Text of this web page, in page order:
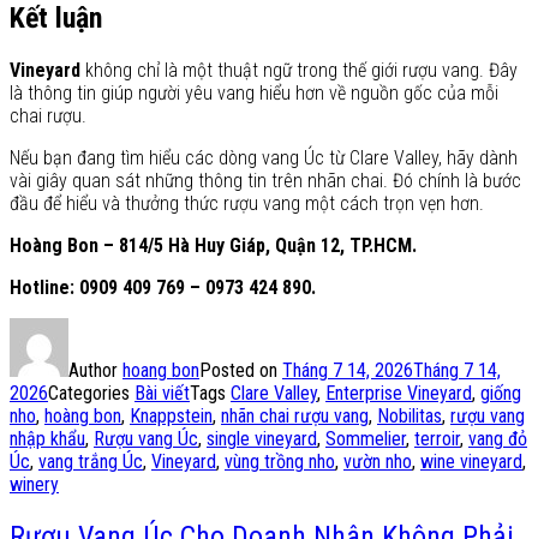
Kết luận
Vineyard không chỉ là một thuật ngữ trong thế giới rượu vang. Đây
là thông tin giúp người yêu vang hiểu hơn về nguồn gốc của mỗi
chai rượu.
Nếu bạn đang tìm hiểu các dòng vang Úc từ Clare Valley, hãy dành
vài giây quan sát những thông tin trên nhãn chai. Đó chính là bước
đầu để hiểu và thưởng thức rượu vang một cách trọn vẹn hơn.
Hoàng Bon – 814/5 Hà Huy Giáp, Quận 12, TP.HCM.
Hotline: 0909 409 769 – 0973 424 890.
Author hoang bonPosted on Tháng 7 14, 2026Tháng 7 14,
2026Categories Bài viếtTags Clare Valley, Enterprise Vineyard, giống
nho, hoàng bon, Knappstein, nhãn chai rượu vang, Nobilitas, rượu vang
nhập khẩu, Rượu vang Úc, single vineyard, Sommelier, terroir, vang đỏ
Úc, vang trắng Úc, Vineyard, vùng trồng nho, vườn nho, wine vineyard,
winery